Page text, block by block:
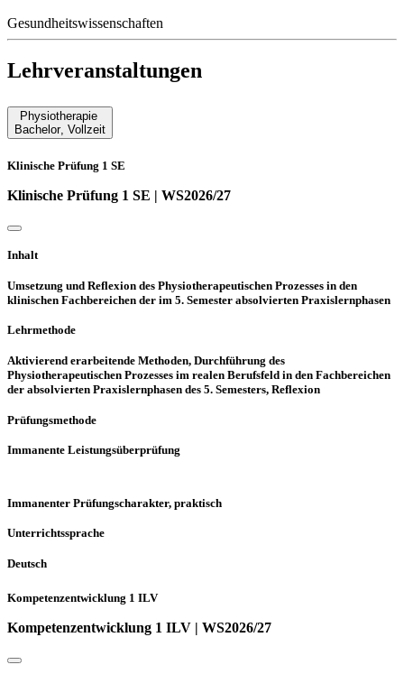
Gesundheitswissenschaften
Lehrveranstaltungen
Physiotherapie
Bachelor, Vollzeit
Klinische Prüfung 1 SE
Klinische Prüfung 1 SE | WS2026/27
Inhalt
Umsetzung und Reflexion des Physiotherapeutischen Prozesses in den
klinischen Fachbereichen der im 5. Semester absolvierten Praxislernphasen
Lehrmethode
Aktivierend erarbeitende Methoden, Durchführung des
Physiotherapeutischen Prozesses im realen Berufsfeld in den Fachbereichen
der absolvierten Praxislernphasen des 5. Semesters, Reflexion
Prüfungsmethode
Immanente Leistungsüberprüfung
Immanenter Prüfungscharakter, praktisch
Unterrichtssprache
Deutsch
Kompetenzentwicklung 1 ILV
Kompetenzentwicklung 1 ILV | WS2026/27